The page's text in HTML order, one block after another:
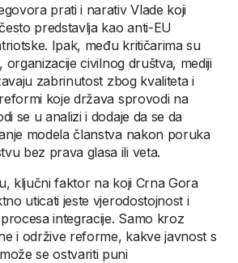
prati i narativ Vlade koji
predstavlja kao anti-EU
Ipak, među kritičarima su
organizacije civilnog društva, mediji
zabrinutost zbog kvaliteta i
koje država sprovodi na
se u analizi i dodaje da se da
modela članstva nakon poruka
bez prava glasa ili veta.
ključni faktor na koji Crna Gora
uticati jeste vjerodostojnost i
integracije. Samo kroz
i održive reforme, kakve javnost s
se ostvariti puni